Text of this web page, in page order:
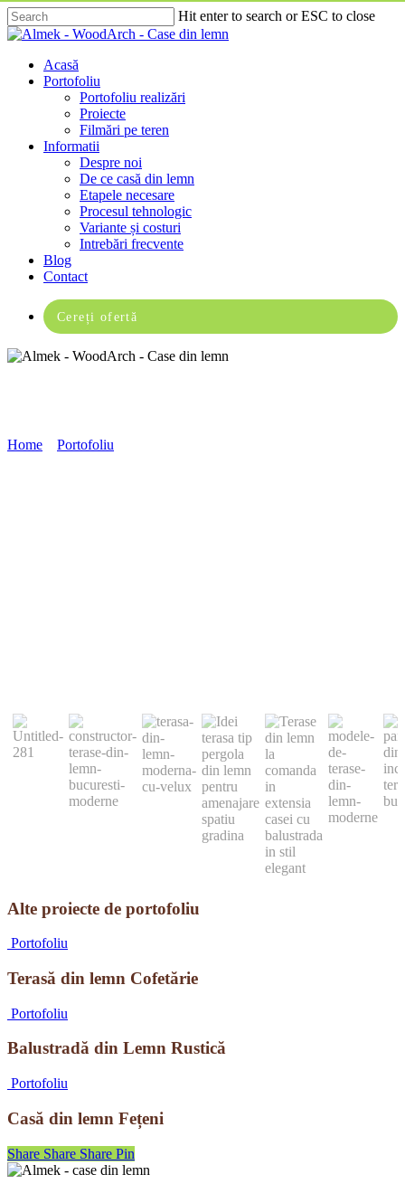
Skip
to
content
Hit enter to search or ESC to close
Close
Menu
Acasă
Portofoliu
Portofoliu realizări
Proiecte
Filmări pe teren
Informatii
Despre noi
De ce casă din lemn
Etapele necesare
Procesul tehnologic
Variante și costuri
Intrebări frecvente
Blog
Contact
Cereți ofertă
Home Portofoliu
Alte proiecte de portofoliu
Portofoliu
lemn
Terasă din lemn Cofetărie
Portofoliu
Lemn
Balustradă din Lemn Rustică
Portofoliu
lemn
Casă din lemn Fețeni
Share Share Share Pin